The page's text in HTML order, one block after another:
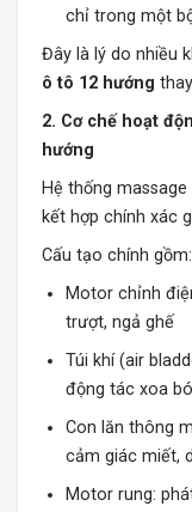
chỉ trong một
Đây là lý do nhiều
ô tô 12 hướng
2. Cơ chế hoạt
hướng
Hệ thống
kết hợp chính xác
Cấu tạo chính gồm:
Motor chỉnh
trượt, ngả ghế
Túi khí (air
động tác xoa
Con lăn thông
cảm giác miết,
Motor rung: